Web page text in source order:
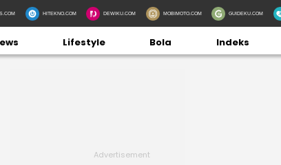
HITEKNO.COM DEWIKU.COM MOBIMOTO.COM GUIDEKU.COM
Lifestyle Bola Indeks